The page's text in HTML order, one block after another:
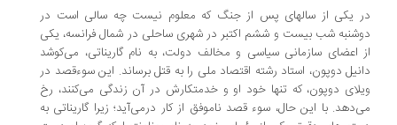
یکی از سالهای پس از جنگ که معلوم نیست چه سالی است در
شب بیست و ششم اکتبر در شهری ساحلی در شمال فرانسه، یکی
اعضای سازمانی سیاسی و مخالف دولت، به نام گاریناتی، می‌کوشد
دوپون، استاد رشته اقتصاد ملی را به قتل برساند. این سوءقصد در
دوپون، که تنها خود او و خدمتکارش در آن زندگی می‌کنند، رخ
با این حال، سوء قصد ناموفق از کار درمی‌آید؛ زیرا گاریناتی به